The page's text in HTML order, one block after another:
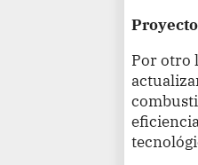
Proyecto
Por otro